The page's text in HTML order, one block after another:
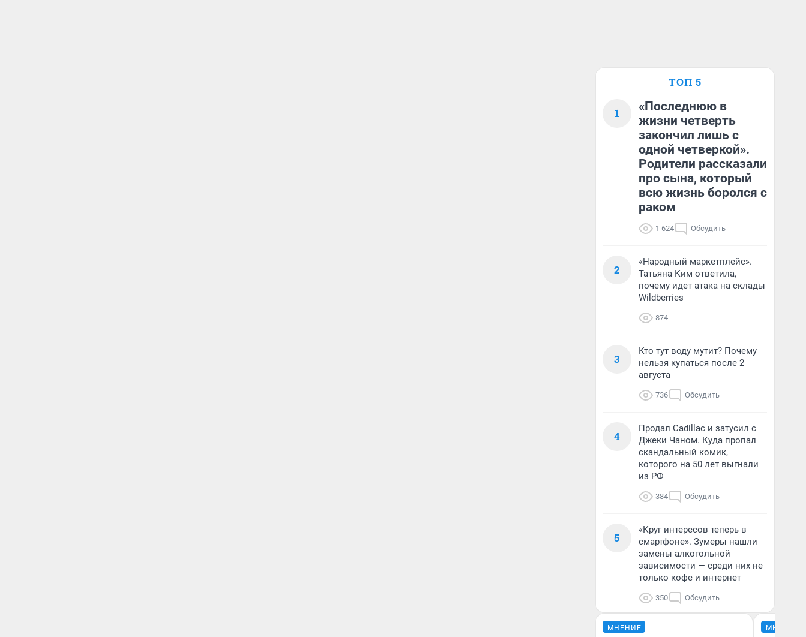
ТОП 5
1
«Последнюю в
жизни четверть
закончил лишь с
одной четверкой».
Родители рассказали
про сына, который
всю жизнь боролся с
раком
1 624 Обсудить
2
«Народный маркетплейс».
Татьяна Ким ответила,
почему идет атака на склады
Wildberries
874
3
Кто тут воду мутит? Почему
нельзя купаться после 2
августа
736 Обсудить
4
Продал Cadillac и затусил с
Джеки Чаном. Куда пропал
скандальный комик,
которого на 50 лет выгнали
из РФ
384 Обсудить
5
«Круг интересов теперь в
смартфоне». Зумеры нашли
замены алкогольной
зависимости — среди них не
только кофе и интернет
350 Обсудить
МНЕНИЕ МНЕНИЕ